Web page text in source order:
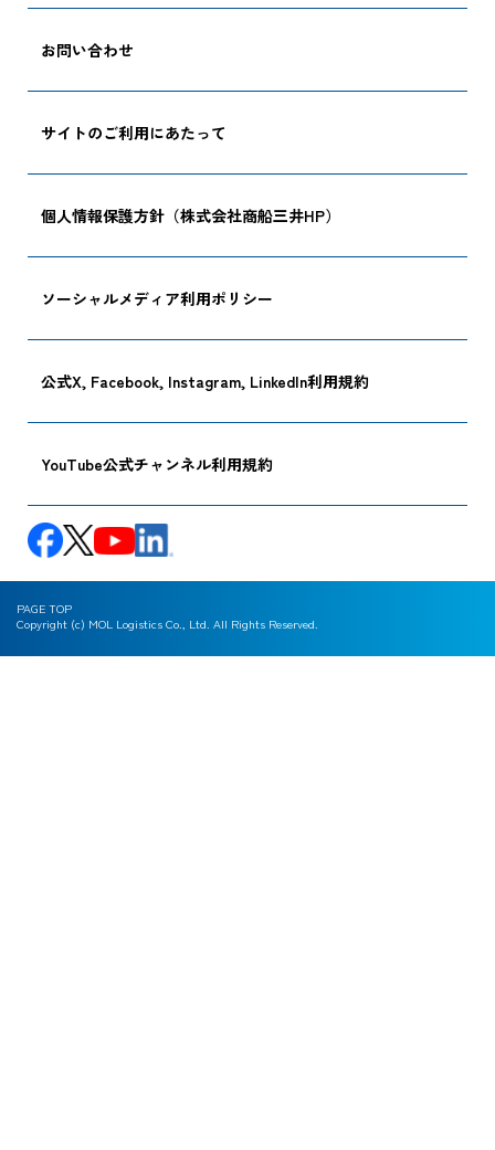
追跡する
お問い合わせ
サイトのご利用にあたって
個人情報保護方針（株式会社商船三井HP）
ソーシャルメディア利用ポリシー
公式X, Facebook, Instagram, LinkedIn利用規約
YouTube公式チャンネル利用規約
Copyright (c) MOL Logistics Co., Ltd. All Rights Reserved.
PAGE TOP